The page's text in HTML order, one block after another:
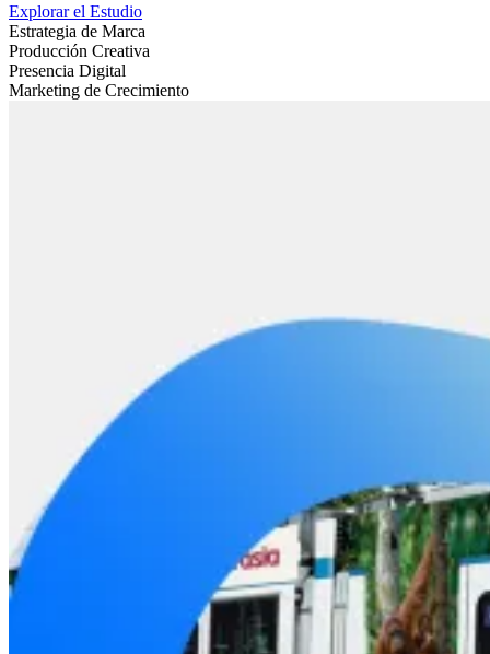
Explorar el Estudio
Estrategia de Marca
Producción Creativa
Presencia Digital
Marketing de Crecimiento